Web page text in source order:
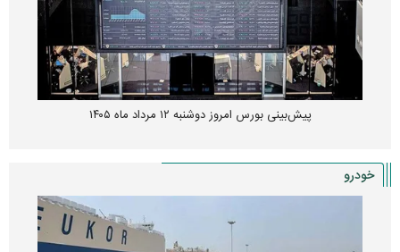
پیش‌بینی بورس امروز دوشنبه ۱۲ مرداد ماه ۱۴۰۵
خودرو